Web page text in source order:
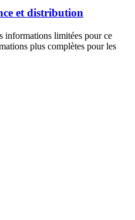
et distribution
informations limitées pour ce
plus complètes pour les